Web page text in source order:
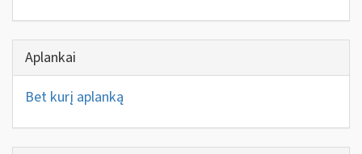
Aplankai
Bet kurį aplanką